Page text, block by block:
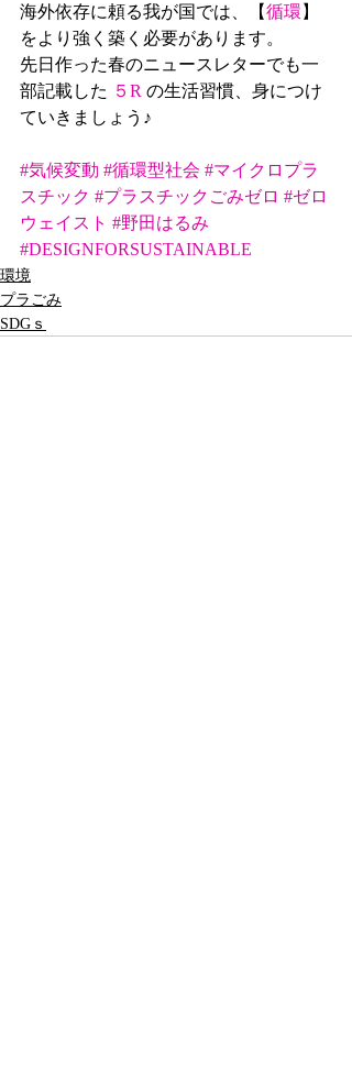
海外依存に頼る我が国では、【循環 】
をより強く築く必要があります。
先日作った春のニュースレターでも一
部記載した ５R の生活習慣、身につけ
ていきましょう♪
#気候変動 #循環型社会 #マイクロプラ
スチック #プラスチックごみゼロ #ゼロ
ウェイスト #野田はるみ
#DESIGNFORSUSTAINABLE
環境
プラごみ
SDGｓ